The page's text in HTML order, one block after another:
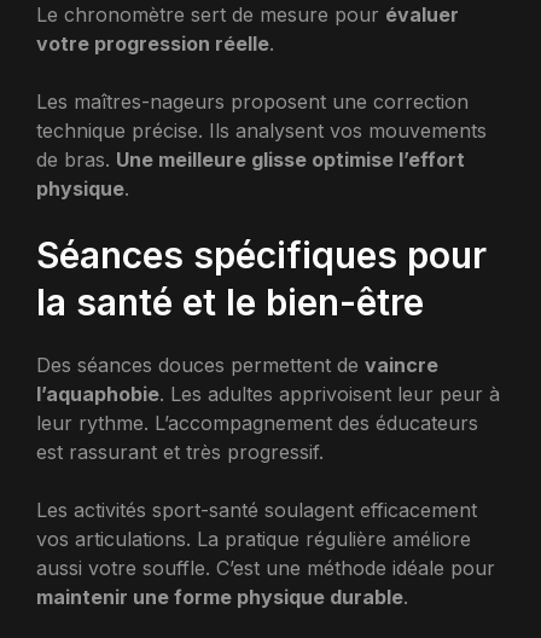
Le chronomètre sert de mesure pour évaluer
votre progression réelle.
Les maîtres-nageurs proposent une correction
technique précise. Ils analysent vos mouvements
de bras. Une meilleure glisse optimise l’effort
physique.
Séances spécifiques pour
la santé et le bien-être
Des séances douces permettent de vaincre
l’aquaphobie. Les adultes apprivoisent leur peur à
leur rythme. L’accompagnement des éducateurs
est rassurant et très progressif.
Les activités sport-santé soulagent efficacement
vos articulations. La pratique régulière améliore
aussi votre souffle. C’est une méthode idéale pour
maintenir une forme physique durable.